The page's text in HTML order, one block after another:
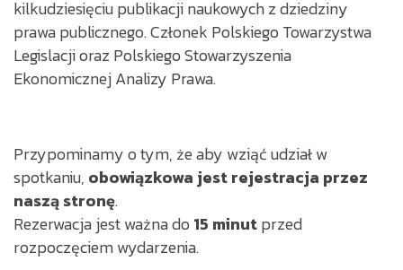
kilkudziesięciu publikacji naukowych z dziedziny
prawa publicznego. Członek Polskiego Towarzystwa
Legislacji oraz Polskiego Stowarzyszenia
Ekonomicznej Analizy Prawa.
Przypominamy o tym, że aby wziąć udział w
spotkaniu, obowiązkowa jest rejestracja przez
naszą stronę.
Rezerwacja jest ważna do 15 minutprzed
rozpoczęciem wydarzenia.